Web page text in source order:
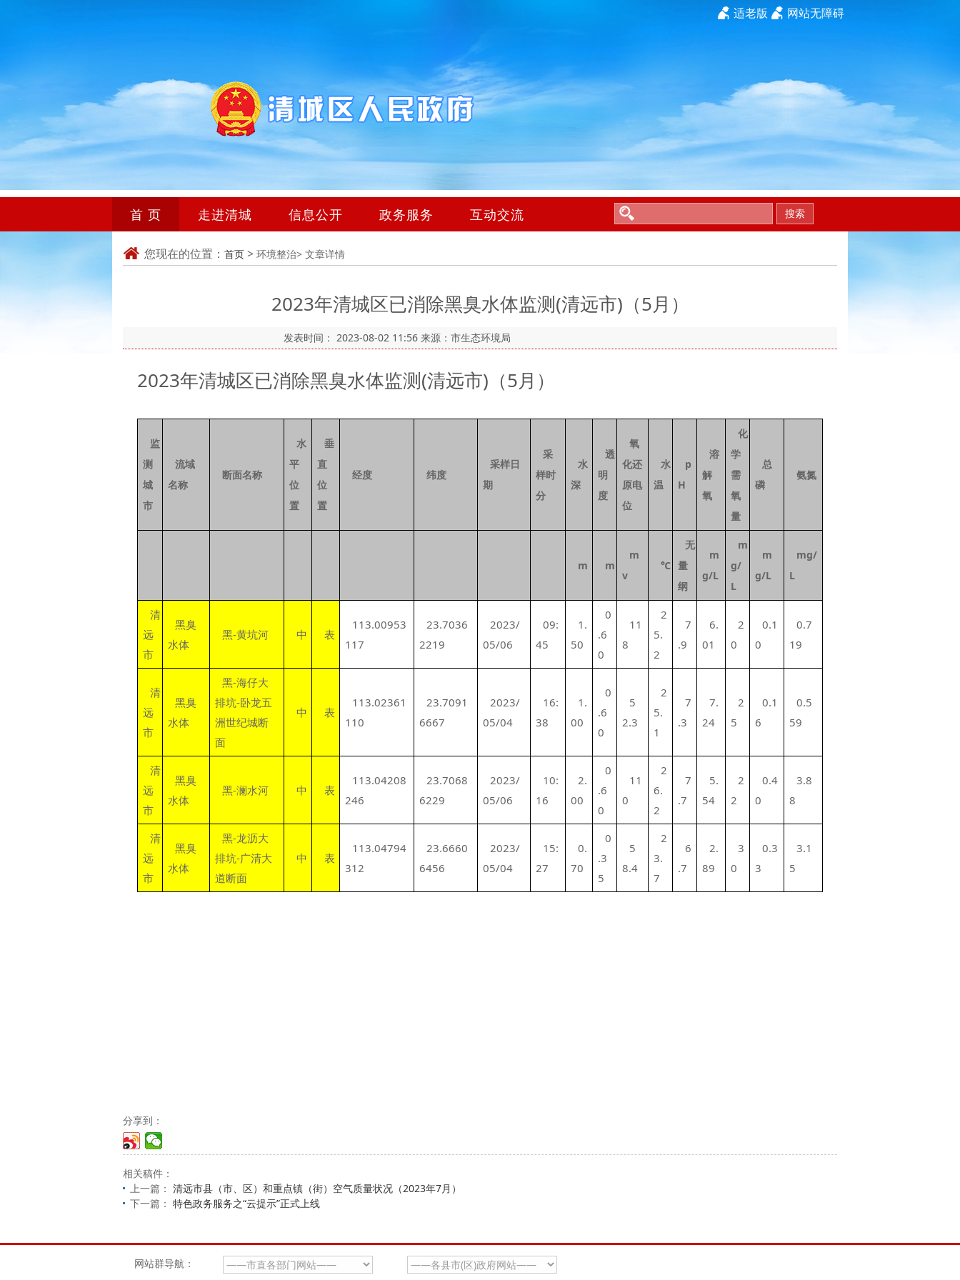
网站无障碍
适老版
首 页 走进清城 信息公开 政务服务 互动交流 搜索
您现在的位置： 首页 > 环境整治> 文章详情
2023年清城区已消除黑臭水体监测(清远市)（5月）
发表时间： 2023-08-02 11:56 来源：市生态环境局
2023年清城区已消除黑臭水体监测(清远市)（5月）
监
测
城
市
流域
名称
断面名称
水
平
位
置
垂
直
位
置
经度 纬度
采样日
期
采
样时
分
水
深
透
明
度
氧
化还
原电
位
水
温
p
H
溶
解
氧
化
学
需
氧
量
总
磷
氨氮
m m
m
v
℃
无
量
纲
m
g/L
m
g/
L
m
g/L
mg/
L
清
远
市
黑臭
水体
黑-黄坑河 中 表
113.00953
117
23.7036
2219
2023/
05/06
09:
45
1.
50
0
.6
0
11
8
2
5.
2
7
.9
6.
01
2
0
0.1
0
0.7
19
清
远
市
黑臭
水体
黑-海仔大
排坑-卧龙五
洲世纪城断
面
中 表
113.02361
110
23.7091
6667
2023/
05/04
16:
38
1.
00
0
.6
0
5
2.3
2
5.
1
7
.3
7.
24
2
5
0.1
6
0.5
59
清
远
市
黑臭
水体
黑-澜水河 中 表
113.04208
246
23.7068
6229
2023/
05/06
10:
16
2.
00
0
.6
0
11
0
2
6.
2
7
.7
5.
54
2
2
0.4
0
3.8
8
清
远
市
黑臭
水体
黑-龙沥大
排坑-广清大
道断面
中 表
113.04794
312
23.6660
6456
2023/
05/04
15:
27
0.
70
0
.3
5
5
8.4
2
3.
7
6
.7
2.
89
3
0
0.3
3
3.1
5
分享到：
相关稿件：
上一篇： 清远市县（市、区）和重点镇（街）空气质量状况（2023年7月）
下一篇： 特色政务服务之“云提示”正式上线
网站群导航：